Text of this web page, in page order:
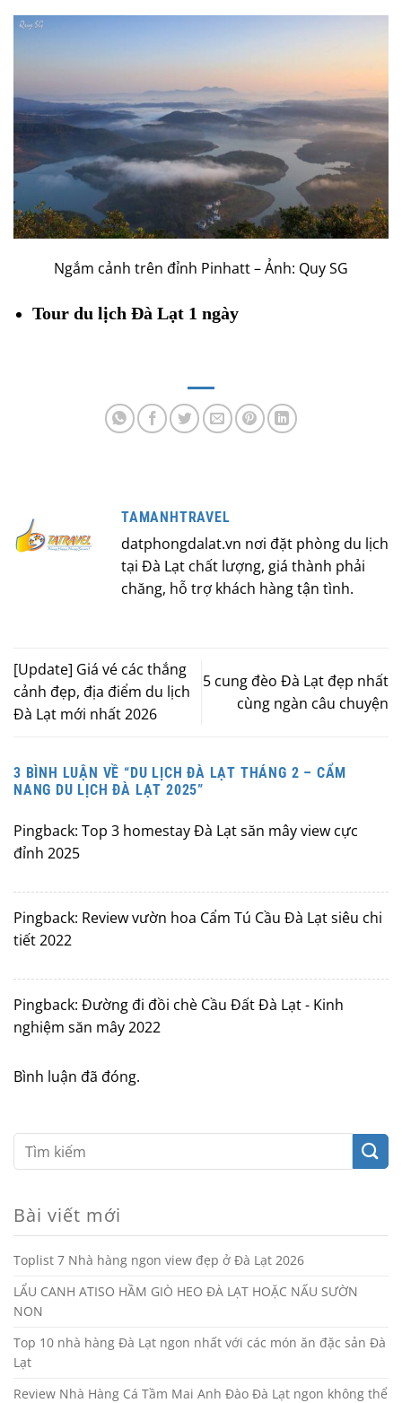
Ngắm cảnh trên đỉnh Pinhatt – Ảnh: Quy SG
Tour du lịch Đà Lạt 1 ngày
TAMANHTRAVEL
datphongdalat.vn nơi đặt phòng du lịch
tại Đà Lạt chất lượng, giá thành phải
chăng, hỗ trợ khách hàng tận tình.
[Update] Giá vé các thắng
cảnh đẹp, địa điểm du lịch
Đà Lạt mới nhất 2026
5 cung đèo Đà Lạt đẹp nhất
cùng ngàn câu chuyện
3 BÌNH LUẬN VỀ “DU LỊCH ĐÀ LẠT THÁNG 2 – CẨM
NANG DU LỊCH ĐÀ LẠT 2025”
Pingback: Top 3 homestay Đà Lạt săn mây view cực
đỉnh 2025
Pingback: Review vườn hoa Cẩm Tú Cầu Đà Lạt siêu chi
tiết 2022
Pingback: Đường đi đồi chè Cầu Đất Đà Lạt - Kinh
nghiệm săn mây 2022
Bình luận đã đóng.
Bài viết mới
Toplist 7 Nhà hàng ngon view đẹp ở Đà Lạt 2026
LẨU CANH ATISO HẦM GIÒ HEO ĐÀ LẠT HOẶC NẤU SƯỜN
NON
Top 10 nhà hàng Đà Lạt ngon nhất với các món ăn đặc sản Đà
Lạt
Review Nhà Hàng Cá Tầm Mai Anh Đào Đà Lạt ngon không thể